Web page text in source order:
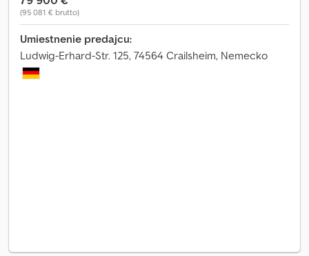
(95 081 € brutto)
Umiestnenie predajcu:
Ludwig-Erhard-Str. 125, 74564 Crailsheim, Nemecko